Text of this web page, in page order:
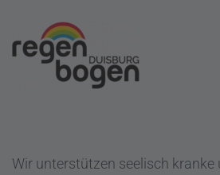
Wir unterstützen seelisch kranke